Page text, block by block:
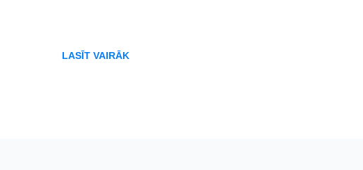
LASĪT VAIRĀK